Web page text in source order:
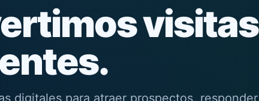
visitas
digitales para atraer prospectos, responder